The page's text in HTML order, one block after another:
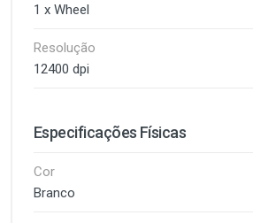
1 x Wheel
Resolução
12400 dpi
Especificações Físicas
Cor
Branco